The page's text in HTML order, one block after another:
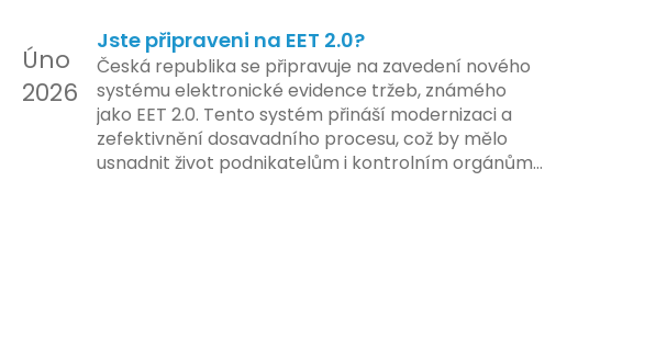
konečná fáze plánovaná na druhé pololetí roku
2024 zahrnuje kompletní integraci systému EET 2.0
do praxe, s povinností prodejců zapojit se do
nového systému, včetně zvýšeného dohledu nad
dodržováním pravidel.
legislativa se mění, ale základní pravidlo zůstává –
pokladna musí šlapat jako hodinky. Jinak jsou
problémy.
Úno
2026
Jste připraveni na EET 2.0?
Česká republika se připravuje na zavedení nového
systému elektronické evidence tržeb, známého
jako EET 2.0. Tento systém přináší modernizaci a
zefektivnění dosavadního procesu, což by mělo
usnadnit život podnikatelům i kontrolním orgánům.